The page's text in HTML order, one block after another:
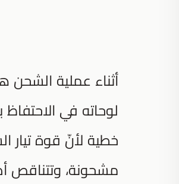
لوحاته في
خطية لأنّ قوة تيار
مشحونة، وتتناقص